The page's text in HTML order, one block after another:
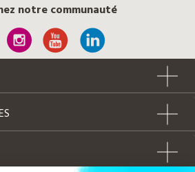
notre communauté